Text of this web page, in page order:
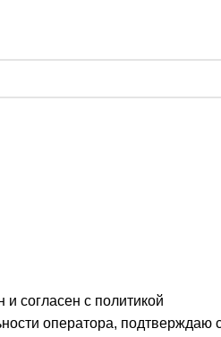
и согласен с политикой
оператора, подтверждаю